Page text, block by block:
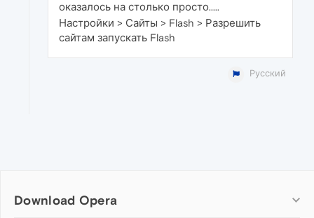
оказалось на столько просто.....
Настройки > Сайты > Flash > Разрешить
сайтам запускать Flash
Русский
Download Opera